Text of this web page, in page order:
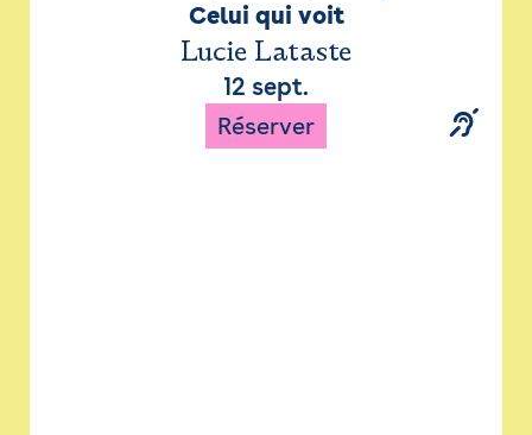
Celui qui voit
Lucie Lataste
12 sept.
Réserver